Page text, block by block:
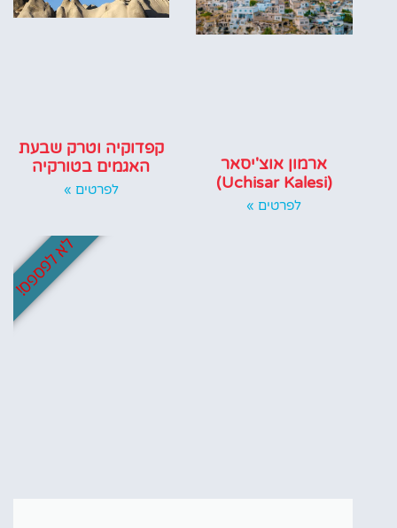
ארמון אוצ'יסאר
(Uchisar Kalesi)
לפרטים »
קפדוקיה וטרק שבעת
האגמים בטורקיה
לפרטים »
לא לפספס!